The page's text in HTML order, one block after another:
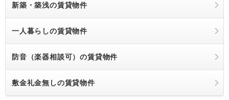
新築・築浅の賃貸物件
一人暮らしの賃貸物件
防音（楽器相談可）の賃貸物件
敷金礼金無しの賃貸物件